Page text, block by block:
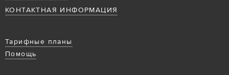
КОНТАКТНАЯ ИНФОРМАЦИЯ
Тарифные планы
Помощь